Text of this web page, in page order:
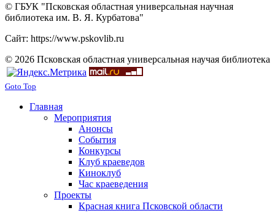
© ГБУК "Псковская областная универсальная научная
библиотека им. В. Я. Курбатова"
Сайт: https://www.pskovlib.ru
© 2026 Псковская областная универсальная научая библиотека
Goto Top
Главная
Мероприятия
Анонсы
События
Конкурсы
Клуб краеведов
Киноклуб
Час краеведения
Проекты
Красная книга Псковской области